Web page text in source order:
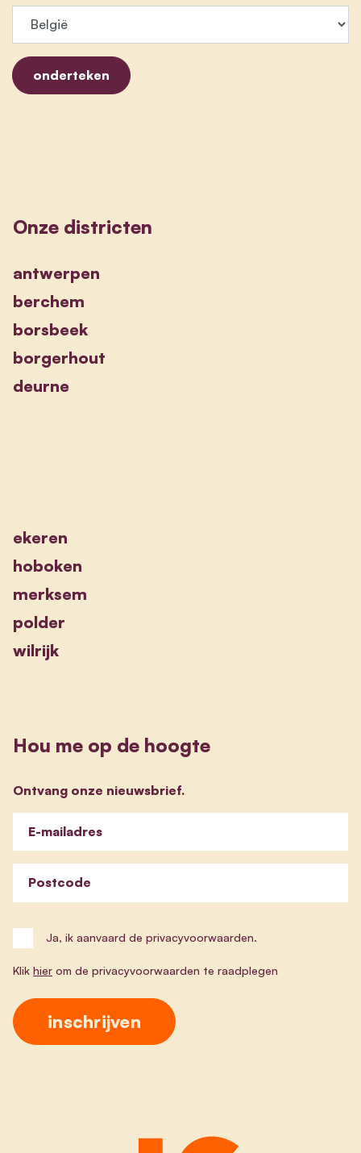
Onze districten
antwerpen
berchem
borsbeek
borgerhout
deurne
ekeren
hoboken
merksem
polder
wilrijk
Hou me op de hoogte
Ontvang onze nieuwsbrief.
E-mailadres
Postcode
Ja, ik aanvaard de privacyvoorwaarden.
Klik hier om de privacyvoorwaarden te raadplegen